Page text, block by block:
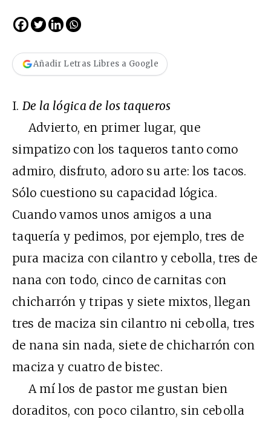
Añadir Letras Libres a Google
I.De la lógica de los taqueros
Advierto, en primer lugar, que
simpatizo con los taqueros tanto como
admiro, disfruto, adoro su arte: los tacos.
Sólo cuestiono su capacidad lógica.
Cuando vamos unos amigos a una
taquería y pedimos, por ejemplo, tres de
pura maciza con cilantro y cebolla, tres de
nana con todo, cinco de carnitas con
chicharrón y tripas y siete mixtos, llegan
tres de maciza sin cilantro ni cebolla, tres
de nana sin nada, siete de chicharrón con
maciza y cuatro de bistec.
A mí los de pastor me gustan bien
doraditos, con poco cilantro, sin cebolla